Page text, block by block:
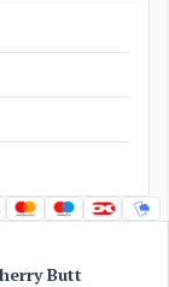
Butt